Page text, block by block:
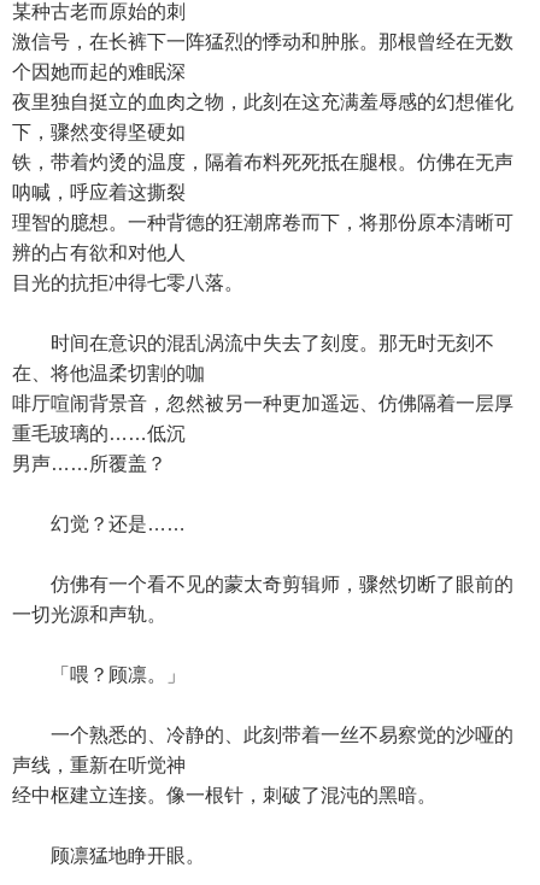
某种古老而原始的刺
激信号，在长裤下一阵猛烈的悸动和肿胀。那根曾经在无数
个因她而起的难眠深
夜里独自挺立的血肉之物，此刻在这充满羞辱感的幻想催化
下，骤然变得坚硬如
铁，带着灼烫的温度，隔着布料死死抵在腿根。仿佛在无声
呐喊，呼应着这撕裂
理智的臆想。一种背德的狂潮席卷而下，将那份原本清晰可
辨的占有欲和对他人
目光的抗拒冲得七零八落。
时间在意识的混乱涡流中失去了刻度。那无时无刻不
在、将他温柔切割的咖
啡厅喧闹背景音，忽然被另一种更加遥远、仿佛隔着一层厚
重毛玻璃的……低沉
男声……所覆盖？
幻觉？还是……
仿佛有一个看不见的蒙太奇剪辑师，骤然切断了眼前的
一切光源和声轨。
「喂？顾凛。」
一个熟悉的、冷静的、此刻带着一丝不易察觉的沙哑的
声线，重新在听觉神
经中枢建立连接。像一根针，刺破了混沌的黑暗。
顾凛猛地睁开眼。